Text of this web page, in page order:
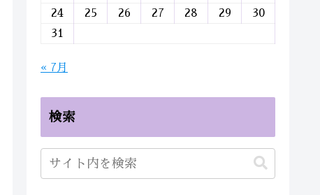
24
25 26 27 28 29
30
31
« 7月
検索